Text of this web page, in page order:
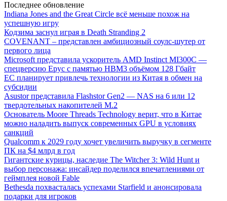
Последнее обновление
Indiana Jones and the Great Circle всё меньше похож на
успешную игру
Кодзима заснул играя в Death Stranding 2
COVENANT – представлен амбициозный соулс-шутер от
первого лица
Microsoft представила ускоритель AMD Instinct MI300C —
спецверсию Epyc с памятью HBM3 объёмом 128 Гбайт
ЕС планирует привлечь технологии из Китая в обмен на
субсидии
Asustor представила Flashstor Gen2 — NAS на 6 или 12
твердотельных накопителей M.2
Основатель Moore Threads Technology верит, что в Китае
можно наладить выпуск современных GPU в условиях
санкций
Qualcomm к 2029 году хочет увеличить выручку в сегменте
ПК на $4 млрд в год
Гигантские курицы, наследие The Witcher 3: Wild Hunt и
выбор персонажа: инсайдер поделился впечатлениями от
геймплея новой Fable
Bethesda похвасталась успехами Starfield и анонсировала
подарки для игроков